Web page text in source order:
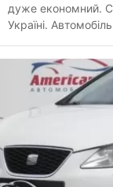
дуже економний. Свіжопригнаний з Європи, без пробігу по
Україні.